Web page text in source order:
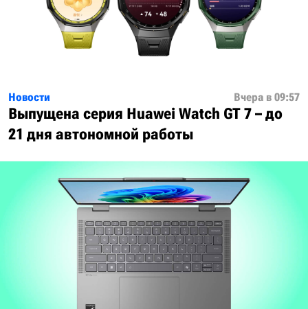
Новости Вчера в 09:57
Выпущена серия Huawei Watch GT 7 – до
21 дня автономной работы